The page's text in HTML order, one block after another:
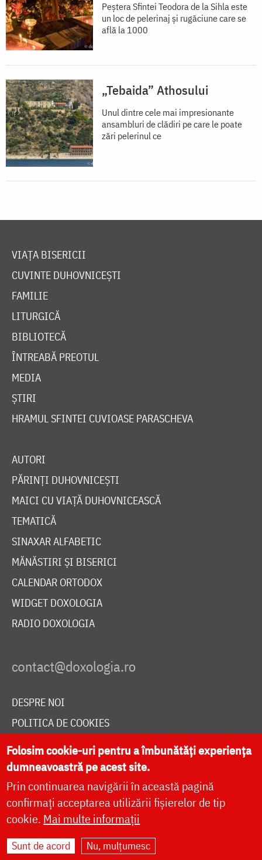
Peștera Sfintei Teodora de la Sihla este
un loc de pelerinaj și rugăciune care se
află la 1000
„Tebaida” Athosului
Unul dintre cele mai impresionante
ansambluri de clădiri pe care le poate
zări pelerinul ce
VIAȚA BISERICII
CUVINTE DUHOVNICEȘTI
FAMILIE
LITURGICĂ
BIBLIOTECĂ
ÎNTREABĂ PREOTUL
MEDIA
ȘTIRI
HRAMUL SFINTEI CUVIOASE PARASCHEVA
AUTORI
PĂRINȚI DUHOVNICEȘTI
MAICI CU VIAȚĂ DUHOVNICEASCĂ
TEMATICĂ
SINAXAR ALFABETIC
MĂNĂSTIRI ȘI BISERICI
CALENDAR ORTODOX
WIDGET DOXOLOGIA
RADIO DOXOLOGIA
DESPRE NOI
POLITICA DE COOKIES
DONEAZĂ ONLINE PENTRU CATEDRALA NAȚIONALĂ
LIVE
Site dezvoltat deDOXOLOGIA MEDIA
Folosim cookie-uri pentru a îmbunătăți experiența
dumneavoastră pe acest site.
Prin continuarea navigării în această pagină
confirmați acceptarea utilizării fișierelor de tip
cookie. Mai multe informații
Sunt de acord Nu, mulțumesc